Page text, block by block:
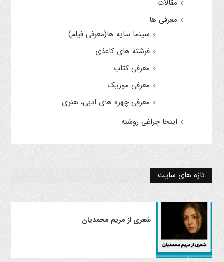
مقالات
معرفی ها
سینما سایه ها(معرفی فیلم)
فرشته های کاغذی
معرفی کتاب
معرفی موزیک
معرفی چهره های ادبی، هنری
اینجا چراغی روشنه
تازه های سایت
شعری از مریم محمدیان